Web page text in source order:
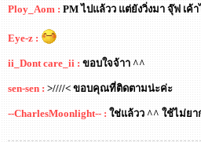
Ploy_Aom : PM ไปแล้วว แต่ยังวิ่งมา จุ๊ฟ เค้
Eye-z :
ii_Dont care_ii : ขอบใจจ้าา ^^
sen-sen : >////< ขอบคุณที่ติดตามน่ะค่ะ
--CharlesMoonlight-- : ใช่แล้วว ^^ ใช้ไม่ยา